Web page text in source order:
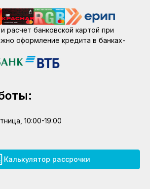
расчет банковской картой при
оформление кредита в банках-
10:00-19:00
Калькулятор рассрочки